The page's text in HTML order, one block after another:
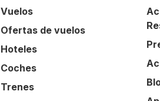
Vuelos
Ofertas de vuelos
Hoteles
Coches
Trenes